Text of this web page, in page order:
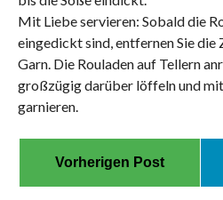
Mit Liebe servieren: Sobald die
eingedickt sind, entfernen Sie die
Garn. Die Rouladen auf Tellern
großzügig darüber löffeln und
garnieren.
Vorherigen Post